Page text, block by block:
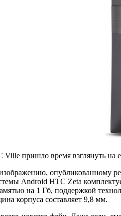
Ville пришло время взглянуть
опубликованному
Android HTC Zeta
на 1 Гб, поддержкой
корпуса составляет 9,8 мм.